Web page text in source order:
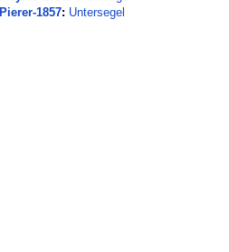
Pierer-1857: Untersegel